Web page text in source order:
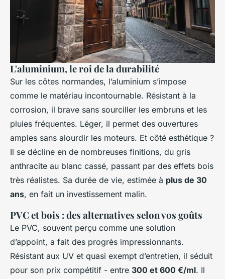
L'aluminium, le roi de la durabilité
Sur les côtes normandes, l’aluminium s’impose
comme le matériau incontournable. Résistant à la
corrosion, il brave sans sourciller les embruns et les
pluies fréquentes. Léger, il permet des ouvertures
amples sans alourdir les moteurs. Et côté esthétique ?
Il se décline en de nombreuses finitions, du gris
anthracite au blanc cassé, passant par des effets bois
très réalistes. Sa durée de vie, estimée à plus de 30
ans, en fait un investissement malin.
PVC et bois : des alternatives selon vos goûts
Le PVC, souvent perçu comme une solution
d’appoint, a fait des progrès impressionnants.
Résistant aux UV et quasi exempt d’entretien, il séduit
pour son prix compétitif - entre 300 et 600 €/ml. Il